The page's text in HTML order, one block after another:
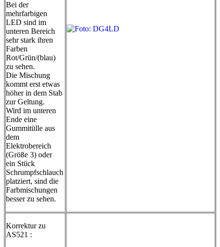
Bei der
mehrfarbigen
LED sind im
unteren Bereich
sehr stark ihren
Farben
Rot/Grün/(blau)
zu sehen.
Die Mischung
kommt erst etwas
höher in dem Stab
zur Geltung.
Wird im unteren
Ende eine
Gummitülle aus
dem
Elektrobereich
(Größe 3) oder
ein Stück
Schrumpfschlauch
platziert, sind die
Farbmischungen
besser zu sehen.
Korrektur zu
AS521 :